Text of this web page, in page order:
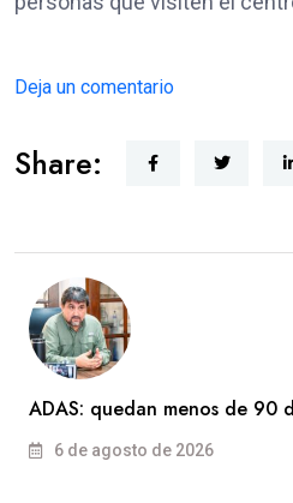
Deja un comentario
Share:
ADAS: quedan menos de 90
6 de agosto de 2026